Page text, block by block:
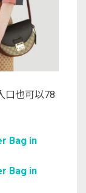
口也可以78
Bag in
Bag in